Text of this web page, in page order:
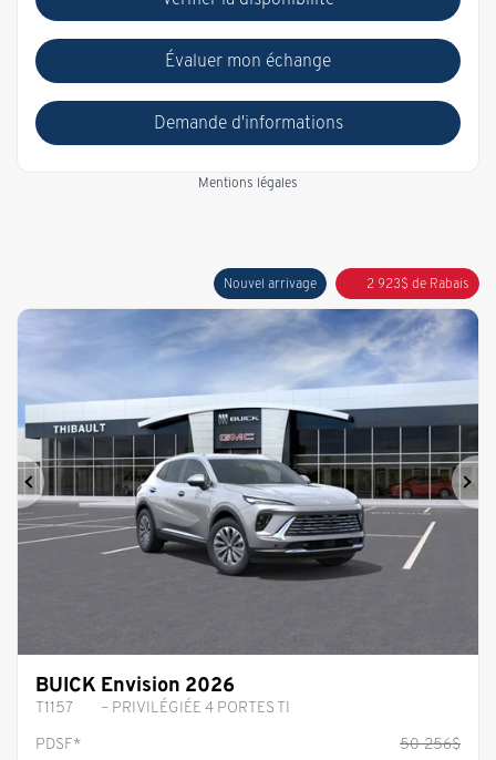
Évaluer mon échange
Demande d'informations
Mentions légales
Nouvel arrivage 2 923$ de Rabais
Précédent
BUICK Envision 2026
T1157
– PRIVILÉGIÉE 4 PORTES TI
PDSF*
50 256$